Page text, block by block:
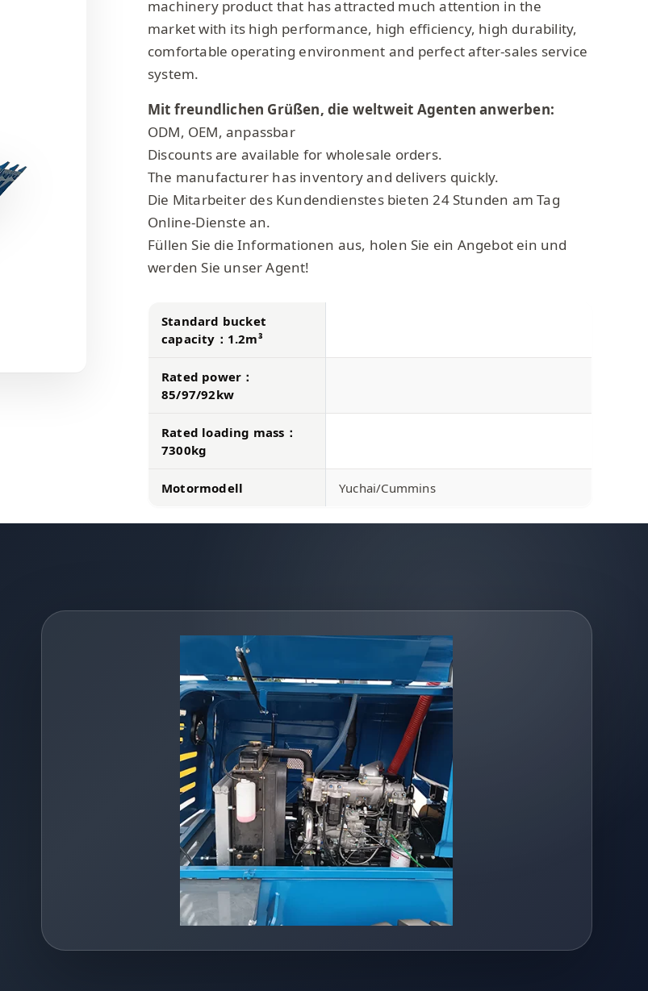
machinery product that has attracted much attention in the
market with its high performance, high efficiency, high durability,
comfortable operating environment and perfect after-sales service
system.
Mit freundlichen Grüßen, die weltweit Agenten anwerben:
ODM, OEM, anpassbar
Discounts are available for wholesale orders.
The manufacturer has inventory and delivers quickly.
Die Mitarbeiter des Kundendienstes bieten 24 Stunden am Tag
Online-Dienste an.
Füllen Sie die Informationen aus, holen Sie ein Angebot ein und
werden Sie unser Agent!
Standard bucket
capacity：1.2m³
Rated power：
85/97/92kw
Rated loading mass：
7300kg
Motormodell Yuchai/Cummins